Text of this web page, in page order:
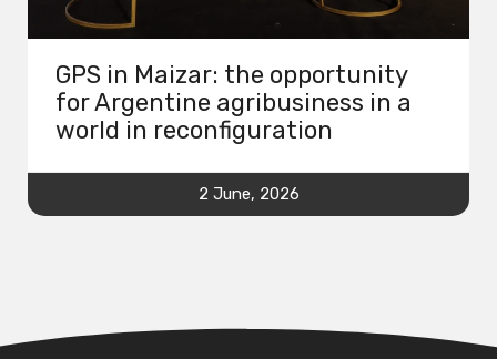
GPS in Maizar: the opportunity
for Argentine agribusiness in a
world in reconfiguration
2 June, 2026